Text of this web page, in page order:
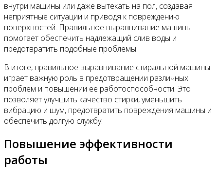
внутри машины или даже вытекать на пол, создавая
неприятные ситуации и приводя к повреждению
поверхностей. Правильное выравнивание машины
помогает обеспечить надлежащий слив воды и
предотвратить подобные проблемы.
В итоге, правильное выравнивание стиральной машины
играет важную роль в предотвращении различных
проблем и повышении ее работоспособности. Это
позволяет улучшить качество стирки, уменьшить
вибрацию и шум, предотвратить повреждения машины и
обеспечить долгую службу.
Повышение эффективности
работы